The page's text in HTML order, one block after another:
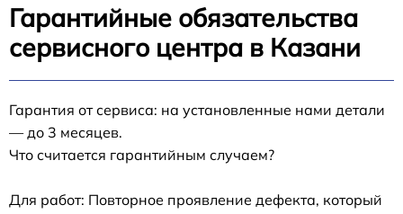
Гарантийные обязательства
сервисного центра в Казани
Гарантия от сервиса: на установленные нами детали
— до 3 месяцев.
Что считается гарантийным случаем?
Для работ: Повторное проявление дефекта, который